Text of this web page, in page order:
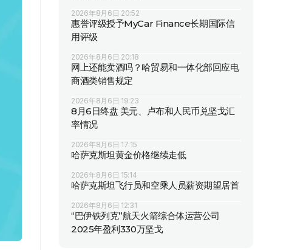
2026年8月6日 20:52
惠誉评级授予MyCar Finance长期国际信
用评级
2026年8月6日 20:18
网上还能卖酒吗？哈贸易和一体化部回应电
商酒类销售规定
2026年8月6日 19:23
8月6日终盘 美元、卢布和人民币兑坚戈汇
率情况
2026年8月6日 17:15
哈萨克斯坦黄金价格继续走低
2026年8月6日 15:14
哈萨克斯坦飞行员和空乘人员薪资期望居首
2026年8月6日 12:31
“巴伊铁列克”航天火箭综合体运营公司
2025年盈利330万坚戈